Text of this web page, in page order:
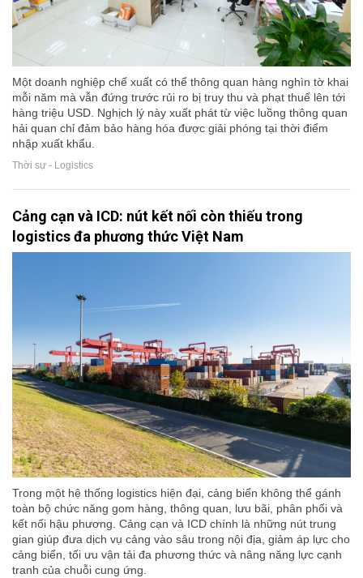
Một doanh nghiệp chế xuất có thể thông quan hàng nghìn tờ khai
mỗi năm mà vẫn đứng trước rủi ro bị truy thu và phạt thuế lên tới
hàng triệu USD. Nghịch lý này xuất phát từ việc luồng thông quan
hải quan chỉ đảm bảo hàng hóa được giải phóng tại thời điểm
nhập xuất khẩu.
Thời sự - Logistics
Cảng cạn và ICD: nút kết nối còn thiếu trong
logistics đa phương thức Việt Nam
Trong một hệ thống logistics hiện đại, cảng biển không thể gánh
toàn bộ chức năng gom hàng, thông quan, lưu bãi, phân phối và
kết nối hậu phương. Cảng cạn và ICD chính là những nút trung
gian giúp đưa dịch vụ cảng vào sâu trong nội địa, giảm áp lực cho
cảng biển, tối ưu vận tải đa phương thức và nâng năng lực cạnh
tranh của chuỗi cung ứng.